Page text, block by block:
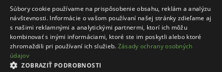
Nákupný poriadok
Súbory cookie používame na prispôsobenie obsahu, reklám a analýzu
návštevnosti. Informácie o vašom používaní našej stránky zdieľame aj
s našimi reklamnými a analytickými partnermi, ktorí ich môžu
kombinovať s inými informáciami, ktoré ste im poskytli alebo ktoré
zhromaždili pri používaní ich služieb. Zásady ochrany osobných
údajov
ZOBRAZIŤ PODROBNOSTI